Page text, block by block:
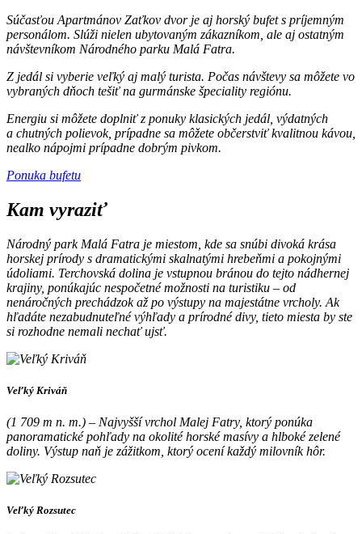
Súčasťou Apartmánov Zaťkov dvor je aj horský bufet s príjemným
personálom. Slúži nielen ubytovaným zákazníkom, ale aj ostatným
návštevníkom Národného parku Malá Fatra.
Z jedál si vyberie veľký aj malý turista. Počas návštevy sa môžete vo
vybraných dňoch tešiť na gurmánske špeciality regiónu.
Energiu si môžete doplniť z ponuky klasických jedál, výdatných
a chutných polievok, prípadne sa môžete občerstviť kvalitnou kávou,
nealko nápojmi prípadne dobrým pivkom.
Ponuka bufetu
Kam vyraziť
Národný park Malá Fatra je miestom, kde sa snúbi divoká krása
horskej prírody s dramatickými skalnatými hrebeňmi a pokojnými
údoliami. Terchovská dolina je vstupnou bránou do tejto nádhernej
krajiny, ponúkajúc nespočetné možnosti na turistiku – od
nenáročných prechádzok až po výstupy na majestátne vrcholy. Ak
hľadáte nezabudnuteľné výhľady a prírodné divy, tieto miesta by ste
si rozhodne nemali nechať ujsť.
Veľký Kriváň
(1 709 m n. m.) – Najvyšší vrchol Malej Fatry, ktorý ponúka
panoramatické pohľady na okolité horské masívy a hlboké zelené
doliny. Výstup naň je zážitkom, ktorý ocení každý milovník hôr.
Veľký Rozsutec